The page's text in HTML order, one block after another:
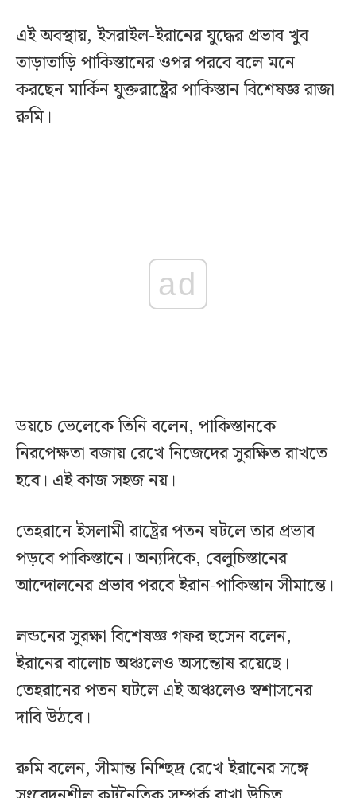
এই অবস্থায়, ইসরাইল-ইরানের যুদ্ধের প্রভাব খুব
তাড়াতাড়ি পাকিস্তানের ওপর পরবে বলে মনে
করছেন মার্কিন যুক্তরাষ্ট্রের পাকিস্তান বিশেষজ্ঞ রাজা
রুমি।
ad
ডয়চে ভেলেকে তিনি বলেন, পাকিস্তানকে
নিরপেক্ষতা বজায় রেখে নিজেদের সুরক্ষিত রাখতে
হবে। এই কাজ সহজ নয়।
তেহরানে ইসলামী রাষ্ট্রের পতন ঘটলে তার প্রভাব
পড়বে পাকিস্তানে। অন্যদিকে, বেলুচিস্তানের
আন্দোলনের প্রভাব পরবে ইরান-পাকিস্তান সীমান্তে।
লন্ডনের সুরক্ষা বিশেষজ্ঞ গফর হুসেন বলেন,
ইরানের বালোচ অঞ্চলেও অসন্তোষ রয়েছে।
তেহরানের পতন ঘটলে এই অঞ্চলেও স্বশাসনের
দাবি উঠবে।
রুমি বলেন, সীমান্ত নিশ্ছিদ্র রেখে ইরানের সঙ্গে